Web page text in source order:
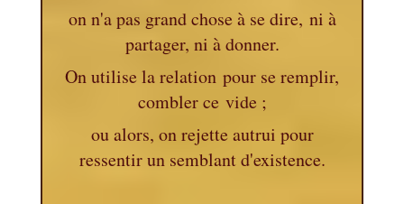
on n'a pas grand chose à se dire, ni à
partager, ni à donner.
On utilise la relation pour se remplir,
combler ce vide ;
ou alors, on rejette autrui pour
ressentir un semblant d'existence.